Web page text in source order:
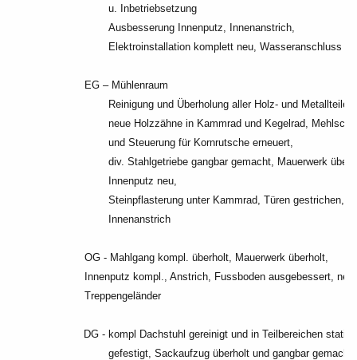
u. Inbetriebsetzung
Ausbesserung Innenputz, Innenanstrich,
Elektroinstallation komplett neu, Wasseranschluss
EG – Mühlenraum
Reinigung und Überholung aller Holz- und Metallteile,
neue Holzzähne in Kammrad und Kegelrad,
und Steuerung für Kornrutsche erneuert,
div. Stahlgetriebe gangbar gemacht, Mauerwerk
Innenputz neu,
Steinpflasterung unter Kammrad, Türen gestrichen,
Innenanstrich
OG - Mahlgang kompl. überholt, Mauerwerk überholt,
Innenputz kompl., Anstrich, Fussboden ausgebessert,
Treppengeländer
DG - kompl Dachstuhl gereinigt und in Teilbereichen
gefestigt, Sackaufzug überholt und gangbar gemacht,